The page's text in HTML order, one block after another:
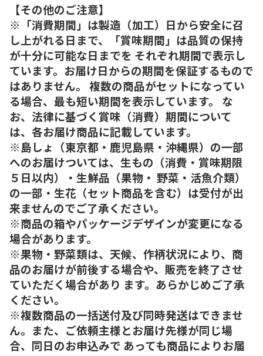
【その他のご注意】
※「消費期間」は製造（加工）日から安全に召
し上がれる日まで、「賞味期間」は品質の保持
が十分に可能な日までを それぞれ期間で表示し
ています。お届け日からの期間を保証するもので
はありません。 複数の商品がセットになってい
る場合、最も短い期間を表示しています。 な
お、法律に基づく賞味（消費）期間について
は、各お届け商品に記載しています。
※島しょ（東京都・鹿児島県・沖縄県）の一部
へのお届けついては、生もの（消費・賞味期限
５日以内）・生鮮品（果物・ 野菜・活魚介類）
の一部・生花（セット商品を含む）は受付が出
来ませんのでご了承ください。
※商品の箱やパッケージデザインが変更になる
場合があります。
※果物・野菜類は、天候、作柄状況により、商
品のお届けが前後する場合や、販売を終了させ
ていただく場合があり ます。あらかじめご了承
ください。
※複数商品の一括送付及び同時発送はできませ
ん。また、ご依頼主様とお届け先様が同じ場
合、同日のお申込みで あっても商品によりお届